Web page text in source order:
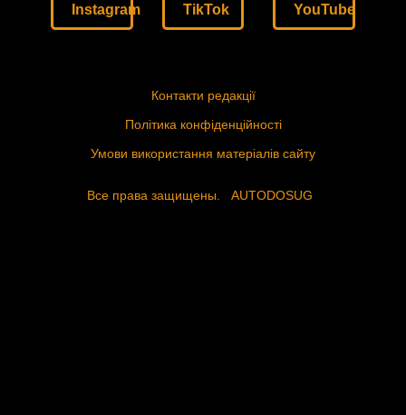
Instagram TikTok YouTube
Контакти редакції
Політика конфіденційності
Умови використання матеріалів сайту
Все права защищены. AUTODOSUG